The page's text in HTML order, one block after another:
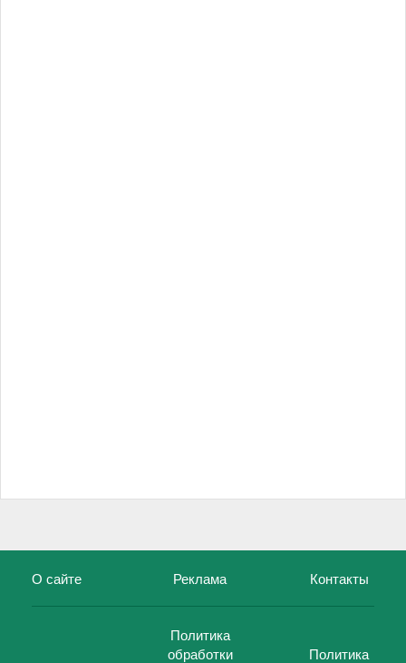
О сайте Реклама Контакты
Политика
обработки
Политика